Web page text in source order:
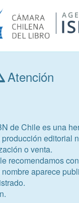
libros
Atención
de Chile es una
editorial
o venta.
recomendamos
aparece